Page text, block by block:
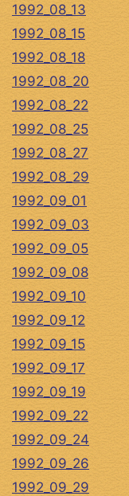
1992_08_13
1992_08_15
1992_08_18
1992_08_20
1992_08_22
1992_08_25
1992_08_27
1992_08_29
1992_09_01
1992_09_03
1992_09_05
1992_09_08
1992_09_10
1992_09_12
1992_09_15
1992_09_17
1992_09_19
1992_09_22
1992_09_24
1992_09_26
1992_09_29